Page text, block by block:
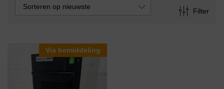
Filter
Sorteren op nieuwste
Via bemiddeling